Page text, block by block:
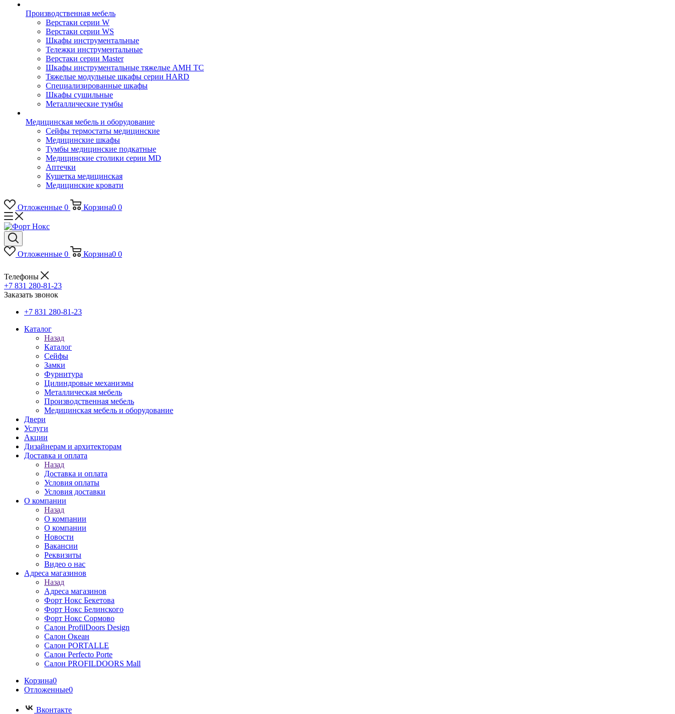
Производственная мебель
Верстаки серии W
Верстаки серии WS
Шкафы инструментальные
Тележки инструментальные
Верстаки серии Master
Шкафы инструментальные тяжелые AMH TC
Тяжелые модульные шкафы серии HARD
Cпециализированные шкафы
Шкафы сушильные
Металлические тумбы
Медицинская мебель и оборудование
Сейфы термостаты медицинские
Медицинские шкафы
Тумбы медицинские подкатные
Медицинские столики серии MD
Аптечки
Кушетка медицинская
Медицинские кровати
Отложенные 0 Корзина0 0
Отложенные 0 Корзина0 0
Телефоны
+7 831 280-81-23
Заказать звонок
+7 831 280-81-23
Каталог
Назад
Каталог
Сейфы
Замки
Фурнитура
Цилиндровые механизмы
Металлическая мебель
Производственная мебель
Медицинская мебель и оборудование
Двери
Услуги
Акции
Дизайнерам и архитекторам
Доставка и оплата
Назад
Доставка и оплата
Условия оплаты
Условия доставки
О компании
Назад
О компании
О компании
Новости
Вакансии
Реквизиты
Видео о нас
Адреса магазинов
Назад
Адреса магазинов
Форт Нокс Бекетова
Форт Нокс Белинского
Форт Нокс Сормово
Салон ProfilDoors Design
Салон Океан
Салон PORTALLE
Салон Perfecto Portе
Салон PROFILDOORS Mall
Корзина0
Отложенные0
Вконтакте